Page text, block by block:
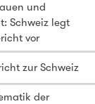
und
Schweiz legt
vor
zur Schweiz
der